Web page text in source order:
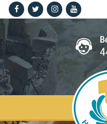
Anasayfa
Kurumsal
Haliliye